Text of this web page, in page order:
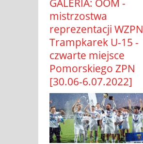
mistrzostwa
reprezentacji WZPN
Trampkarek U-15 -
czwarte miejsce
Pomorskiego ZPN
[30.06-6.07.2022]